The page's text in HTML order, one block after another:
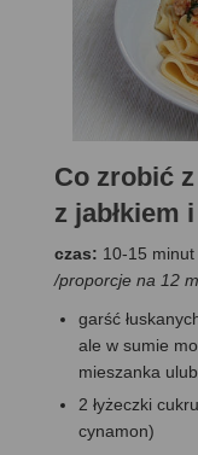
Co zrobić
z jabłkiem
czas: 10-15
/proporcje na 12
garść
ale w sumie
mieszanka
2 łyżeczki
cynamon)